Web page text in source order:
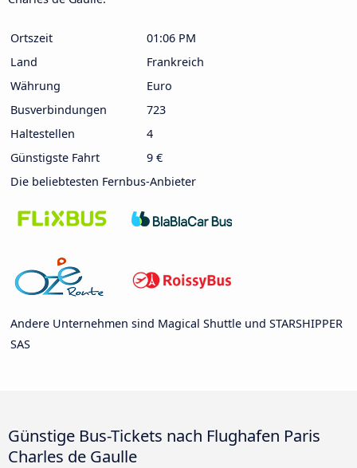
Ortszeit
01:06 PM
Land
Frankreich
Währung
Euro
Busverbindungen
723
Haltestellen
4
Günstigste Fahrt
9 €
Die beliebtesten Fernbus-Anbieter
Andere Unternehmen sind Magical Shuttle und STARSHIPPER
SAS
Günstige Bus-Tickets nach Flughafen Paris
Charles de Gaulle